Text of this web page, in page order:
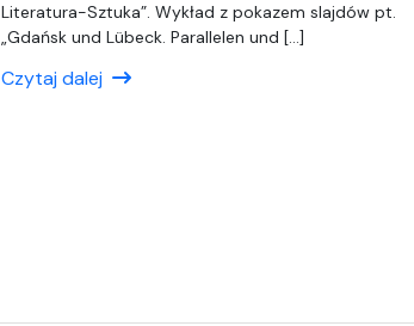
s
Literatura-Sztuka”. Wykład z pokazem slajdów pt.
„Gdańsk und Lübeck. Parallelen und […]
Czytaj dalej